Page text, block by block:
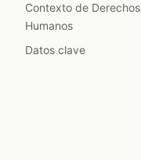
Contexto de Derechos
Humanos
Datos clave